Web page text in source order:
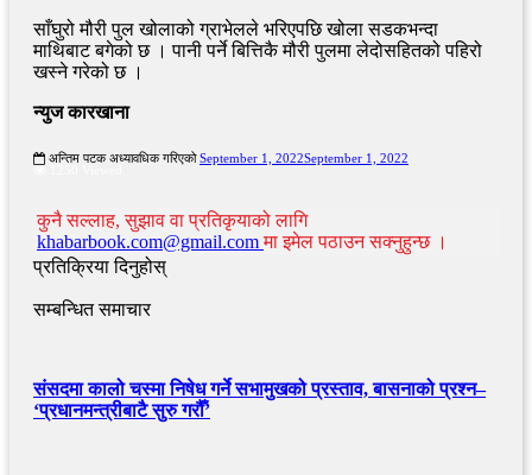
साँघुरो मौरी पुल खोलाको ग्राभेलले भरिएपछि खोला सडकभन्दा
माथिबाट बगेको छ । पानी पर्ने बित्तिकै मौरी पुलमा लेदोसहितको पहिरो
खस्ने गरेको छ ।
न्युज कारखाना
अन्तिम पटक अध्यावधिक गरिएको September 1, 2022September 1, 2022
कुनै सल्लाह, सुझाव वा प्रतिकृयाको लागि
khabarbook.com@gmail.comमा इमेल पठाउन सक्नुहुन्छ ।
प्रतिक्रिया दिनुहोस्
सम्बन्धित समाचार
संसदमा कालो चस्मा निषेध गर्ने सभामुखको प्रस्ताव, बासनाको प्रश्न–
‘प्रधानमन्त्रीबाटै सुरु गरौँ’